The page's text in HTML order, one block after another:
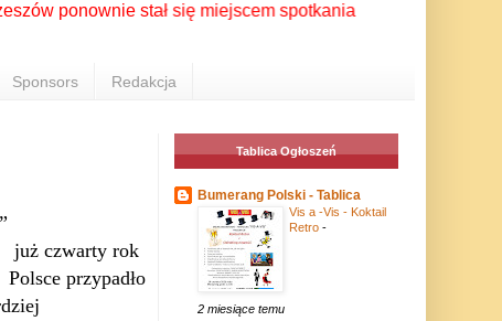
ponownie stał się miejscem spotkania Polonii z całego
Sponsors Redakcja
już czwarty rok
Polsce przypadło
Tablica Ogłoszeń
Bumerang Polski - Tablica
Vis a -Vis - Koktail
Retro -
2 miesiące temu